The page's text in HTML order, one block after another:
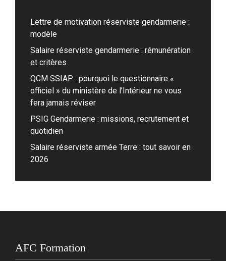
Lettre de motivation réserviste gendarmerie :
modèle
Salaire réserviste gendarmerie : rémunération
et critères
QCM SSIAP : pourquoi le questionnaire «
officiel » du ministère de l’Intérieur ne vous
fera jamais réviser
PSIG Gendarmerie : missions, recrutement et
quotidien
Salaire réserviste armée Terre : tout savoir en
2026
AFC Formation